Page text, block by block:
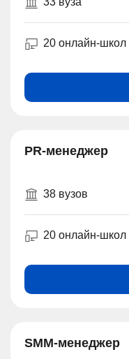
20 онлайн-школ
PR-менеджер
38 вузов
20 онлайн-школ
SMM-менеджер